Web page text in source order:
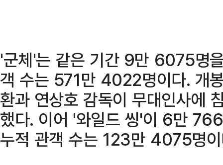
'군체'는 같은 기간 9만 6075명
객 수는 571만 4022명이다. 개
환과 연상호 감독이 무대인사에
했다. 이어 '와일드 씽'이 6만
누적 관객 수는 123만 4075명